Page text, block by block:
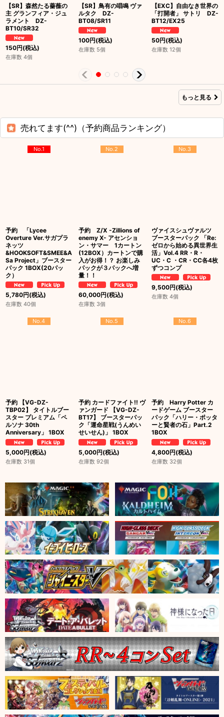
【SR】森然たる薔薇の
主 グランフィア・ジュ
ラメント DZ-
BT10/SR32
150円(税込)
在庫数 4個
【SR】鳥有の唱鳴 ヴァ
ルタク DZ-
BT08/SR11
100円(税込)
在庫数 5個
【EXC】自由なき世界の
「打開者」 サトリ DZ-
BT12/EX25
50円(税込)
在庫数 12個
もっと見る
売れてます(^^)（予約商品ランキング）
No.1
予約 「Lycee
Overture Ver.サガプラ
ネッツ
&HOOKSOFT&SMEE&A
Sa Project」ブースター
パック 1BOX(20パッ
ク）
5,780円(税込)
在庫数 40個
No.2
予約 Z/X -Zillions of
enemy X- アセンショ
ン・サマー 1カートン
(12BOX）カートンで購
入がお得！？ お楽しみ
パックが３パックへ増
量！！
60,000円(税込)
在庫数 3個
No.3
ヴァイスシュヴァルツ
ブースターパック 「Re:
ゼロから始める異世界生
活」Vol.4 RR・R・
UC・C ・CR・CC各4枚
ずつコンプ
9,500円(税込)
在庫数 4個
No.4
予約 【VG-DZ-
TBP02】 タイトルブー
スター プレミアム「ペ
ルソナ 30th
Anniversary」 1BOX
5,000円(税込)
在庫数 31個
No.5
予約 カードファイト!! ヴ
ァンガード 【VG-DZ-
BT17】 ブースターパッ
ク「運命星戦(うんめい
せいせん)」 1BOX
5,000円(税込)
在庫数 92個
No.6
予約 Harry Potter カ
ードゲーム ブースター
パック「ハリー・ポッタ
ーと賢者の石」Part.2
1BOX
4,800円(税込)
在庫数 32個